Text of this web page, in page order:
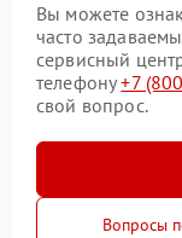
Вы можете
часто
сервисный
телефону+7
свой вопрос.
Вопросы